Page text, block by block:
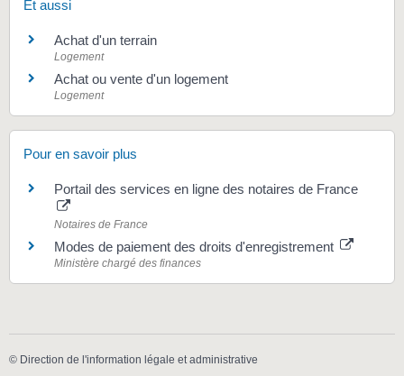
Et aussi
Achat d'un terrain
Logement
Achat ou vente d'un logement
Logement
Pour en savoir plus
Portail des services en ligne des notaires de France
Notaires de France
Modes de paiement des droits d'enregistrement
Ministère chargé des finances
© Direction de l'information légale et administrative